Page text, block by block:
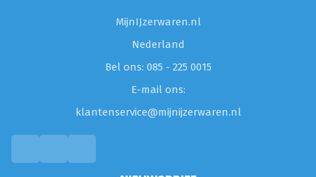
MijnIJzerwaren.nl
Nederland
Bel ons: 085 - 225 0015
E-mail ons:
klantenservice@mijnijzerwaren.nl